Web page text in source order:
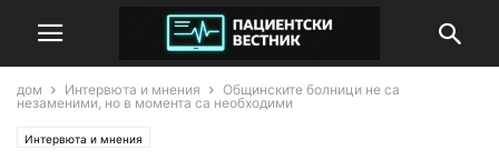
дом Интервюта и мнения
Общинските болници не са
незаменими, но в момента са необходими
Интервюта и мнения